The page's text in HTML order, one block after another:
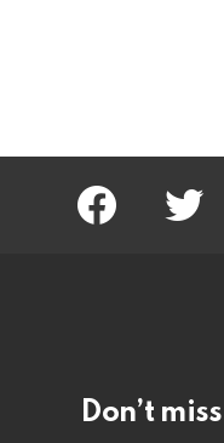
facebook twitter
Don’t